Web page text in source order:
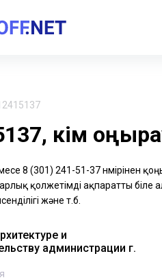
кім
8 (301) 241-51-37 нөмірінен
қолжетімді ақпаратты біле
және т.б.
и
администрации г.